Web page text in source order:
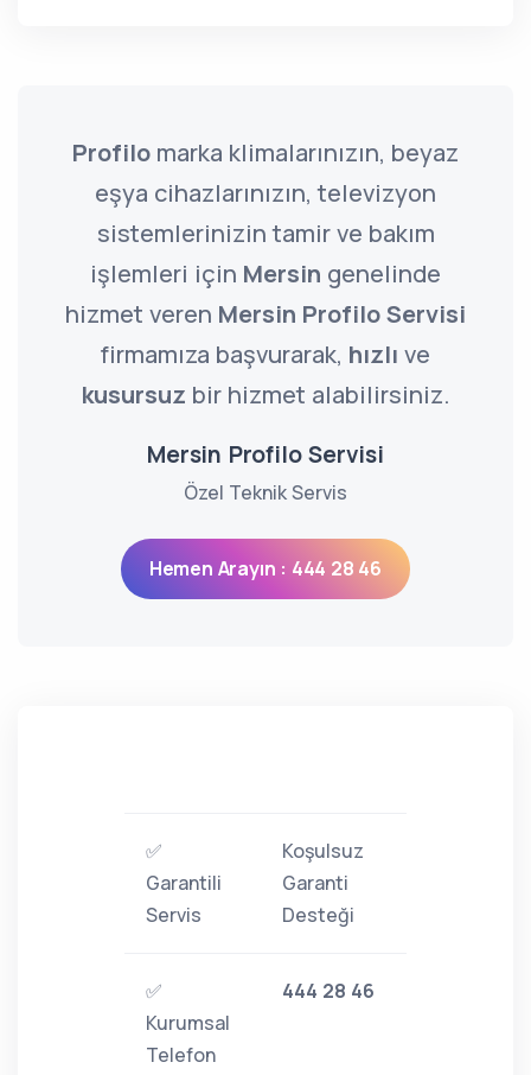
Profilo marka klimalarınızın, beyaz
eşya cihazlarınızın, televizyon
sistemlerinizin tamir ve bakım
işlemleri için Mersin genelinde
hizmet veren Mersin Profilo Servisi
firmamıza başvurarak, hızlı ve
kusursuz bir hizmet alabilirsiniz.
Mersin Profilo Servisi
Özel Teknik Servis
Hemen Arayın : 444 28 46
✅
Garantili
Servis
Koşulsuz
Garanti
Desteği
✅
Kurumsal
Telefon
444 28 46